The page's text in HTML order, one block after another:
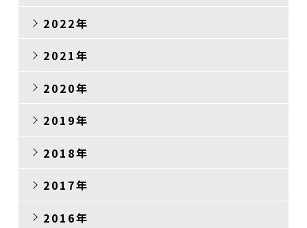
2022年
2021年
2020年
2019年
2018年
2017年
2016年